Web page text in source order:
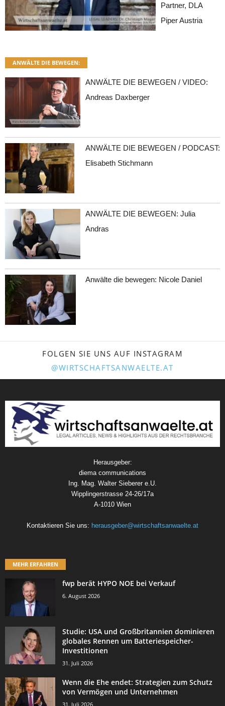
Partner, DLA
Piper Austria
ANWÄLTE DIE BEWEGEN:
ANWÄLTE DIE BEWEGEN / VIDEO:
Andreas Daxberger
ANWÄLTE DIE BEWEGEN / PODCAST:
Elisabeth Stichmann
ANWÄLTE DIE BEWEGEN: Julia
Andras
Anwälte die bewegen: Nicole Daniel
FOLGEN SIE UNS AUF INSTAGRAM
@WIRTSCHAFTSANWAELTE.AT
Herausgeber:
diema communications
Ing. Mag. Walter Sieberer e.U.
Wipplingerstrasse 24-26/17a
A-1010 Wien
Kontaktieren Sie uns: herausgeber@wirtschaftsanwaelte.at
MEHR ERFAHREN
fwp berät HYPO NOE bei Verkauf
6. August 2026
Studie: USA und Großbritannien dominieren
globales Rennen um Batteriespeicher-
Investitionen
31. Juli 2026
Wenn die Ehe endet: Strategien zum Schutz
von Vermögen und Unternehmen
31. Juli 2026